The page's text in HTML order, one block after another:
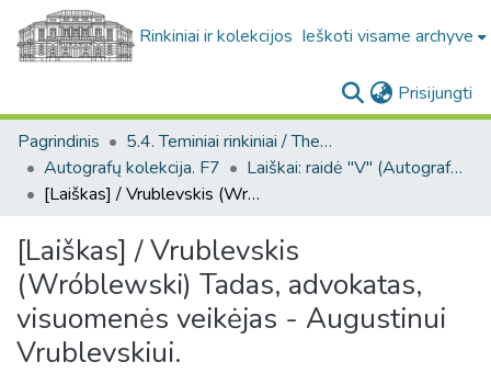
Rinkiniai ir kolekcijos Ieškoti visame archyve
Prisijungti
Pagrindinis
5.4. Teminiai rinkiniai / Thematic collections
Autografų kolekcija. F7
Laiškai: raidė "V" (Autografų kolekcija. F7)
[Laiškas] / Vrublevskis (Wróblewski) Tadas, advokatas, visuomenės veikėjas - Augustinui Vrublevskiui.
[Laiškas] / Vrublevskis
(Wróblewski) Tadas, advokatas,
visuomenės veikėjas - Augustinui
Vrublevskiui.